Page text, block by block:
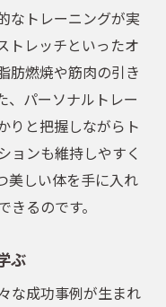
なトレーニングが実
トレッチといったオ
肪燃焼や筋肉の引き
、パーソナルトレー
りと把握しながらト
ョンも維持しやすく
美しい体を手に入れ
るのです。
ぶ
な成功事例が生まれ